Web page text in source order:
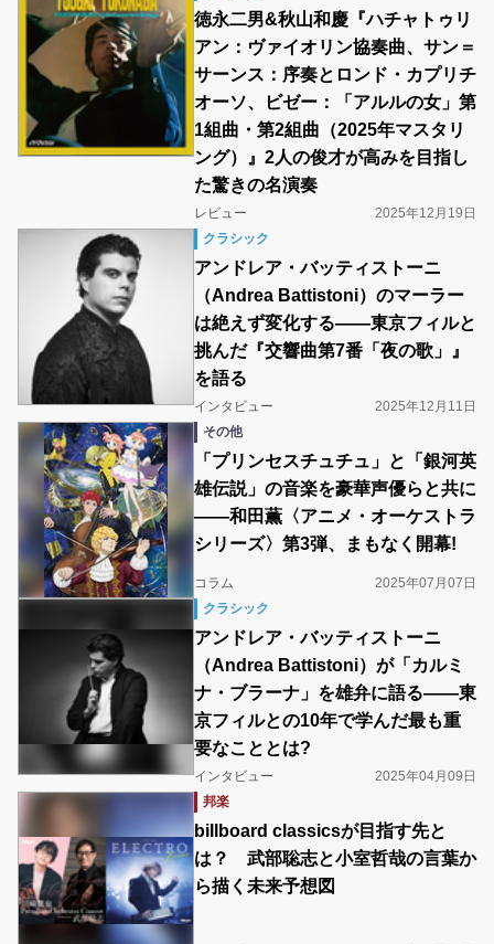
徳永二男&秋山和慶『ハチャトゥリ
アン：ヴァイオリン協奏曲、サン＝
サーンス：序奏とロンド・カプリチ
オーソ、ビゼー：「アルルの女」第
1組曲・第2組曲（2025年マスタリ
ング）』2人の俊才が高みを目指し
た驚きの名演奏
レビュー
2025年12月19日
クラシック
アンドレア・バッティストーニ
（Andrea Battistoni）のマーラー
は絶えず変化する――東京フィルと
挑んだ『交響曲第7番「夜の歌」』
を語る
インタビュー
2025年12月11日
その他
「プリンセスチュチュ」と「銀河英
雄伝説」の音楽を豪華声優らと共に
――和田薫〈アニメ・オーケストラ
シリーズ〉第3弾、まもなく開幕!
コラム
2025年07月07日
クラシック
アンドレア・バッティストーニ
（Andrea Battistoni）が「カルミ
ナ・ブラーナ」を雄弁に語る――東
京フィルとの10年で学んだ最も重
要なこととは?
インタビュー
2025年04月09日
邦楽
billboard classicsが目指す先と
は？ 武部聡志と小室哲哉の言葉か
ら描く未来予想図